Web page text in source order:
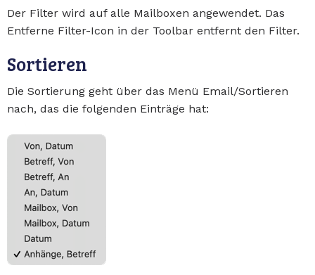
Der Filter wird auf alle Mailboxen angewendet. Das
Entferne Filter-Icon in der Toolbar entfernt den Filter.
Sortieren
Die Sortierung geht über das Menü Email/Sortieren
nach, das die folgenden Einträge hat: